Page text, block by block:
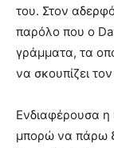
του. Στον
παρόλο που ο
γράμματα, τα
να σκουπίζει
Ενδιαφέρουσα η
μπορώ να πάρω